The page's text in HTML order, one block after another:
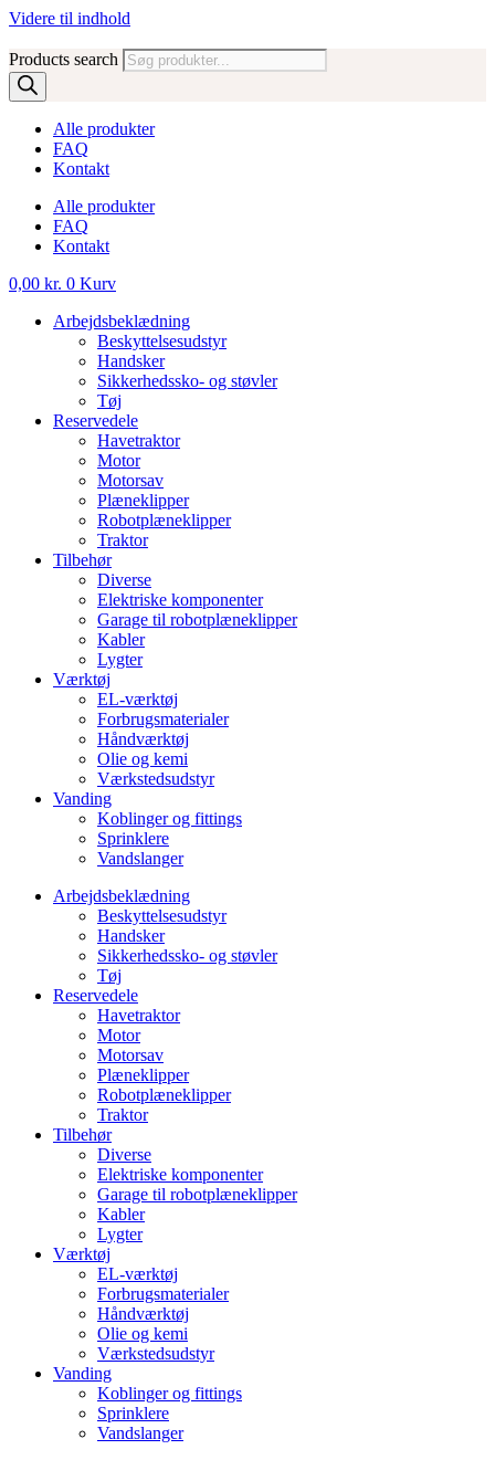
Videre til indhold
Products search
Alle produkter
FAQ
Kontakt
Alle produkter
FAQ
Kontakt
0,00 kr. 0 Kurv
Arbejdsbeklædning
Beskyttelsesudstyr
Handsker
Sikkerhedssko- og støvler
Tøj
Reservedele
Havetraktor
Motor
Motorsav
Plæneklipper
Robotplæneklipper
Traktor
Tilbehør
Diverse
Elektriske komponenter
Garage til robotplæneklipper
Kabler
Lygter
Værktøj
EL-værktøj
Forbrugsmaterialer
Håndværktøj
Olie og kemi
Værkstedsudstyr
Vanding
Koblinger og fittings
Sprinklere
Vandslanger
Arbejdsbeklædning
Beskyttelsesudstyr
Handsker
Sikkerhedssko- og støvler
Tøj
Reservedele
Havetraktor
Motor
Motorsav
Plæneklipper
Robotplæneklipper
Traktor
Tilbehør
Diverse
Elektriske komponenter
Garage til robotplæneklipper
Kabler
Lygter
Værktøj
EL-værktøj
Forbrugsmaterialer
Håndværktøj
Olie og kemi
Værkstedsudstyr
Vanding
Koblinger og fittings
Sprinklere
Vandslanger